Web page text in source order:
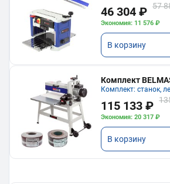
46 304 ₽ 57
Экономия: 11 576 ₽
В корзину
Комплект
Комплект: станок,
115 133 ₽
Экономия: 20 317 ₽
В корзину